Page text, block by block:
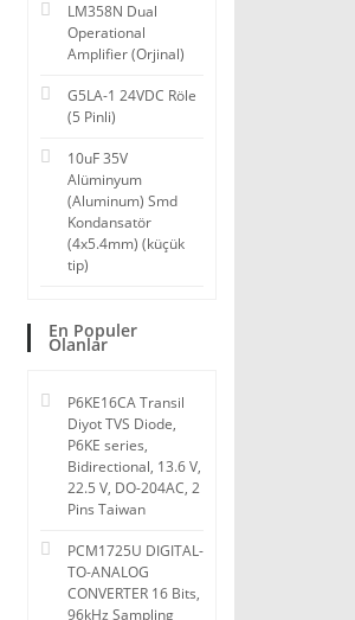
LM358N Dual
Operational
Amplifier (Orjinal)
G5LA-1 24VDC Röle
(5 Pinli)
10uF 35V
Alüminyum
(Aluminum) Smd
Kondansatör
(4x5.4mm) (küçük
tip)
En Populer
Olanlar
P6KE16CA Transil
Diyot TVS Diode,
P6KE series,
Bidirectional, 13.6 V,
22.5 V, DO-204AC, 2
Pins Taiwan
PCM1725U DIGITAL-
TO-ANALOG
CONVERTER 16 Bits,
96kHz Sampling